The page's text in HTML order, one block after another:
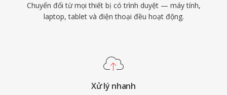
Chuyển đổi từ mọi thiết bị có trình duyệt — máy tính,
laptop, tablet và điện thoại đều hoạt động.
Xử lý nhanh